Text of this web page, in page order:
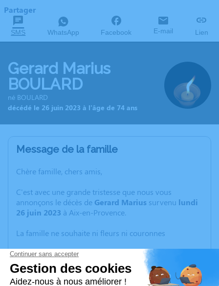
Partager
SMS WhatsApp Facebook E-mail Lien
Gerard Marius
BOULARD
né BOULARD
décédé le 26 juin 2023 à l'âge de 74 ans
Message de la famille
Chère famille, chers amis,
C'est avec une grande tristesse que nous vous
annonçons le décès de Gerard Marius survenu lundi
26 juin 2023 à Aix-en-Provence.
La famille ne souhaite ni fleurs ni couronnes
Un service de plantation d’arbre hommage est
disponible ici.